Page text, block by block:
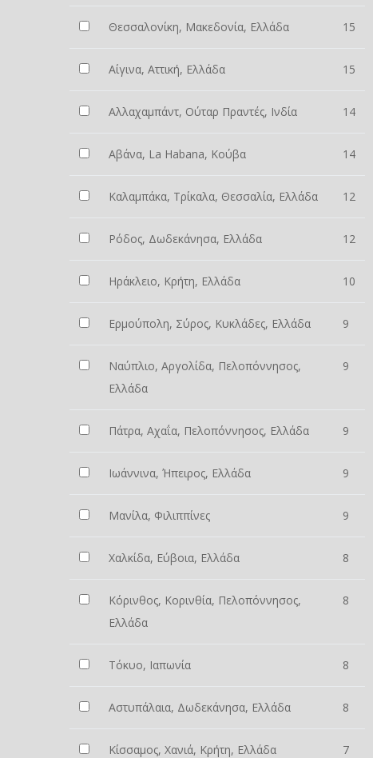
Θεσσαλονίκη, Μακεδονία, Ελλάδα 15
Αίγινα, Αττική, Ελλάδα 15
Αλλαχαμπάντ, Ούταρ Πραντές, Ινδία 14
Αβάνα, La Habana, Κούβα 14
Καλαμπάκα, Τρίκαλα, Θεσσαλία, Ελλάδα 12
Ρόδος, Δωδεκάνησα, Ελλάδα 12
Ηράκλειο, Κρήτη, Ελλάδα 10
Ερμούπολη, Σύρος, Κυκλάδες, Ελλάδα 9
Ναύπλιο, Αργολίδα, Πελοπόννησος,
Ελλάδα
9
Πάτρα, Αχαΐα, Πελοπόννησος, Ελλάδα 9
Ιωάννινα, Ήπειρος, Ελλάδα 9
Μανίλα, Φιλιππίνες 9
Χαλκίδα, Εύβοια, Ελλάδα 8
Κόρινθος, Κορινθία, Πελοπόννησος,
Ελλάδα
8
Τόκυο, Ιαπωνία 8
Αστυπάλαια, Δωδεκάνησα, Ελλάδα 8
Κίσσαμος, Χανιά, Κρήτη, Ελλάδα 7